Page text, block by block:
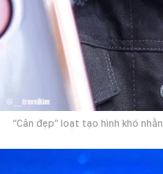
“Cân đẹp” loạt tạo hình khó nhằn